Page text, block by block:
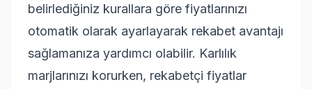
belirlediğiniz kurallara göre fiyatlarınızı
otomatik olarak ayarlayarak rekabet avantajı
sağlamanıza yardımcı olabilir. Karlılık
marjlarınızı korurken, rekabetçi fiyatlar